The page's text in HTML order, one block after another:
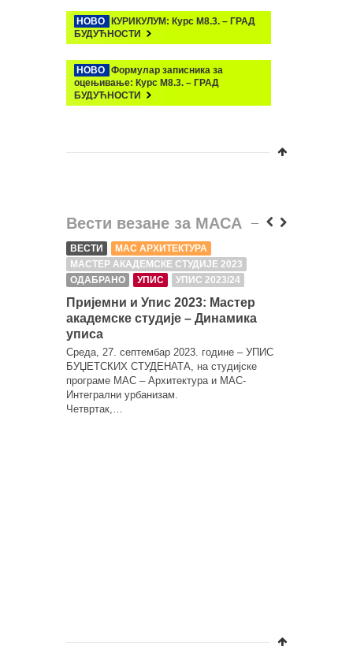
НОВО
КУРИКУЛУМ: Курс М8.3. – ГРАД
БУДУЋНОСТИ
НОВО Формулар записника за
оцењивање: Курс М8.3. – ГРАД
БУДУЋНОСТИ
Вести везане за МАСА
ВЕСТИ
МАС АРХИТЕКТУРА
МАСТЕР АКАДЕМСКЕ СТУДИЈЕ 2023
ОДАБРАНО
УПИС УПИС 2023/24
Пријемни и Упис 2023: Мастер
академске студије – Динамика
уписа
Среда, 27. септембар 2023. године – УПИС
БУЏЕТСКИХ СТУДЕНАТА, на студијске
програме МАС – Архитектура и МАС-
Интегрални урбанизам.
Четвртак,…